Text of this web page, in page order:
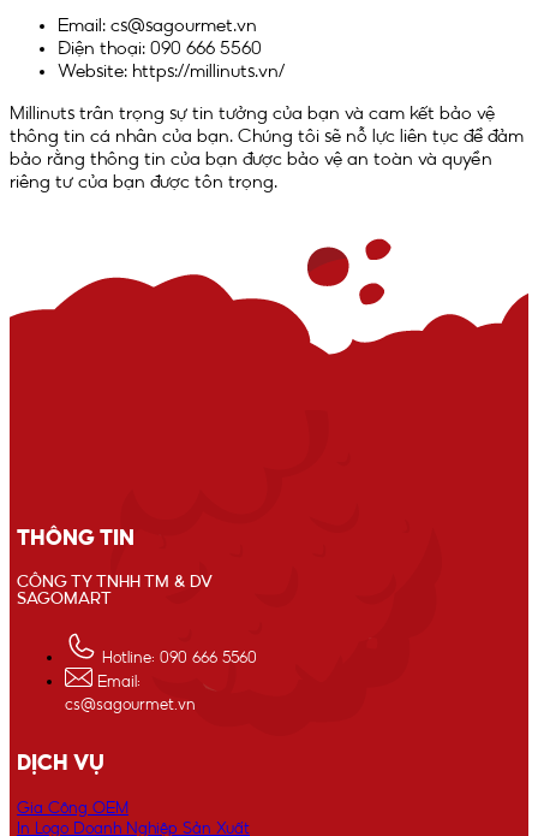
Email: cs@sagourmet.vn
Điện thoại: 090 666 5560
Website: https://millinuts.vn/
Millinuts trân trọng sự tin tưởng của bạn và cam kết bảo vệ
thông tin cá nhân của bạn. Chúng tôi sẽ nỗ lực liên tục để đảm
bảo rằng thông tin của bạn được bảo vệ an toàn và quyền
riêng tư của bạn được tôn trọng.
THÔNG TIN
CÔNG TY TNHH TM & DV
SAGOMART
Hotline: 090 666 5560
Email:
cs@sagourmet.vn
DỊCH VỤ
Gia Công OEM
In Logo Doanh Nghiệp Sản Xuất